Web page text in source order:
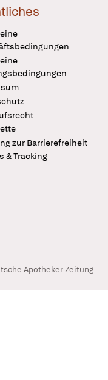
zur Barrierefreiheit
& Tracking
Apotheker Zeitung